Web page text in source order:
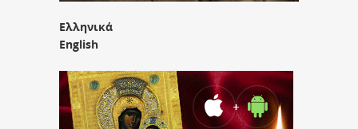
Ελληνικά
English